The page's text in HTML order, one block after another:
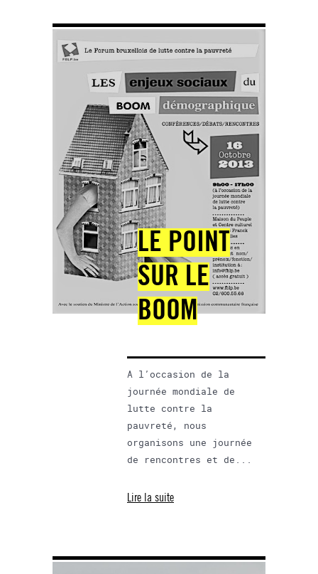
LE POINT
SUR LE
BOOM
A l’occasion de la
journée mondiale de
lutte contre la
pauvreté, nous
organisons une journée
de rencontres et de...
Lire la suite